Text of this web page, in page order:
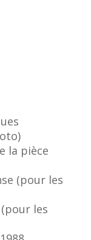
la pièce
(pour les
les